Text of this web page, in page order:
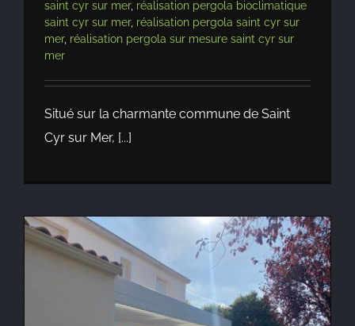
saint cyr sur mer, réalisation pergola bioclimatique
saint cyr sur mer, réalisation pergola saint cyr sur
mer, réalisation pergola sur mesure saint cyr sur
mer
Situé sur la charmante commune de Saint
Cyr sur Mer, [...]